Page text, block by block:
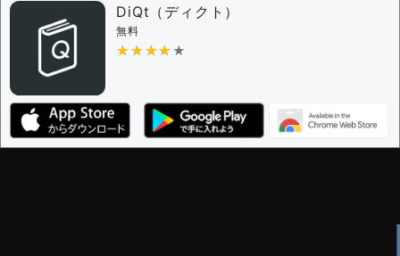
DiQt（ディクト）
無料
★★★★★
★★★★★